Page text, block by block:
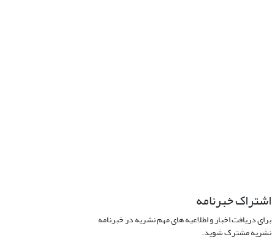
اشتراک خبرنامه
برای دریافت اخبار و اطلاعیه های مهم نشریه در خبرنامه
نشریه مشترک شوید.